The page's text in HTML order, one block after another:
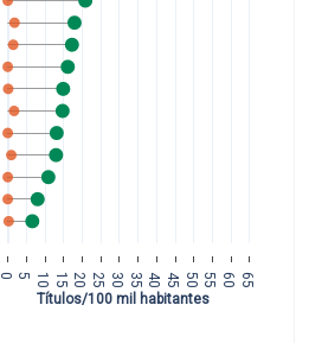
0 5 10 15 20 25 30 35 40 45 50 55 60 65
Títulos/100 mil habitantes